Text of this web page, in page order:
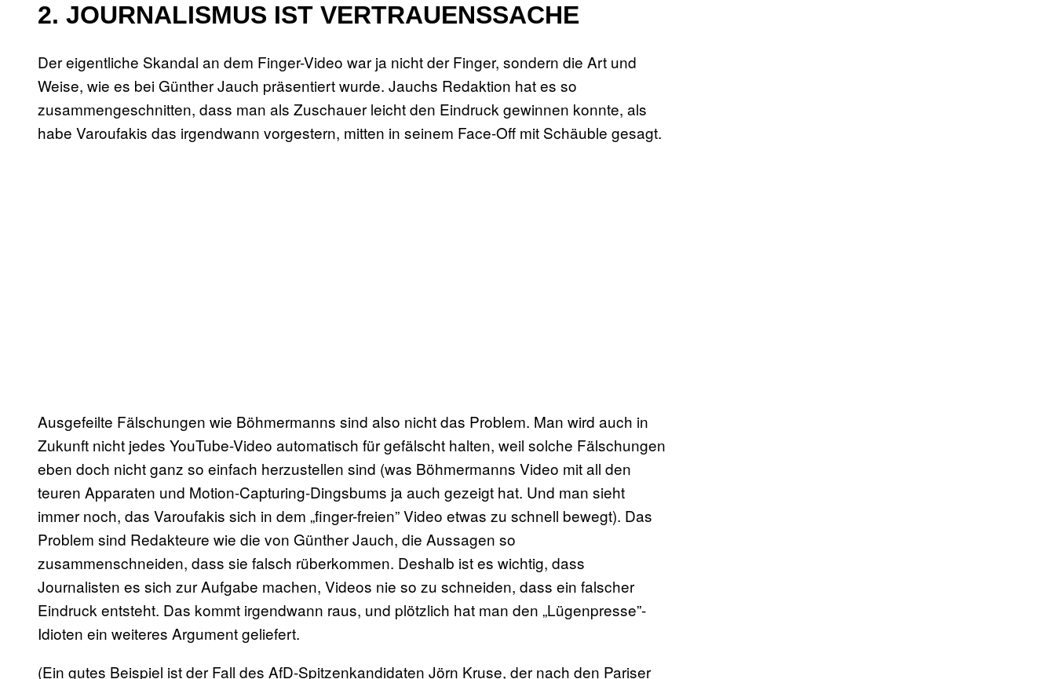
2. JOURNALISMUS IST VERTRAUENSSACHE
Der eigentliche Skandal an dem Finger-Video war ja nicht der Finger, sondern die Art und
Weise, wie es bei Günther Jauch präsentiert wurde. Jauchs Redaktion hat es so
zusammengeschnitten, dass man als Zuschauer leicht den Eindruck gewinnen konnte, als
habe Varoufakis das irgendwann vorgestern, mitten in seinem Face-Off mit Schäuble gesagt.
Ausgefeilte Fälschungen wie Böhmermanns sind also nicht das Problem. Man wird auch in
Zukunft nicht jedes YouTube-Video automatisch für gefälscht halten, weil solche Fälschungen
eben doch nicht ganz so einfach herzustellen sind (was Böhmermanns Video mit all den
teuren Apparaten und Motion-Capturing-Dingsbums ja auch gezeigt hat. Und man sieht
immer noch, das Varoufakis sich in dem „finger-freien” Video etwas zu schnell bewegt). Das
Problem sind Redakteure wie die von Günther Jauch, die Aussagen so
zusammenschneiden, dass sie falsch rüberkommen. Deshalb ist es wichtig, dass
Journalisten es sich zur Aufgabe machen, Videos nie so zu schneiden, dass ein falscher
Eindruck entsteht. Das kommt irgendwann raus, und plötzlich hat man den „Lügenpresse”-
Idioten ein weiteres Argument geliefert.
(Ein gutes Beispiel ist der Fall des AfD-Spitzenkandidaten Jörn Kruse, der nach den Pariser